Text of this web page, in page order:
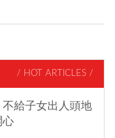
/ HOT ARTICLES /
給子女出人頭地
心